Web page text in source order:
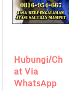
Hubungi/Ch
At Via
WhatsApp